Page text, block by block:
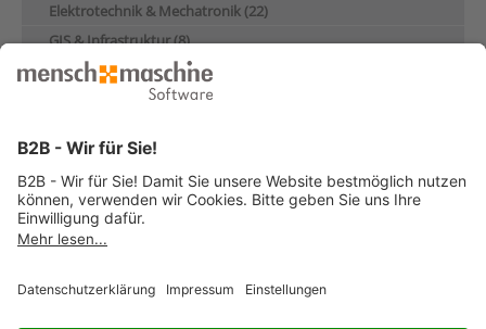
Elektrotechnik & Mechatronik (22)
GIS & Infrastruktur (8)
Industrie & Maschinenbau (28)
Künstliche Intelligenz (4)
Produktentwicklung & Konstruktion (13)
Schulung (5)
Über Mensch und Maschine (10)
© 2026 Mensch und Maschine -Impressum-Datenschutz